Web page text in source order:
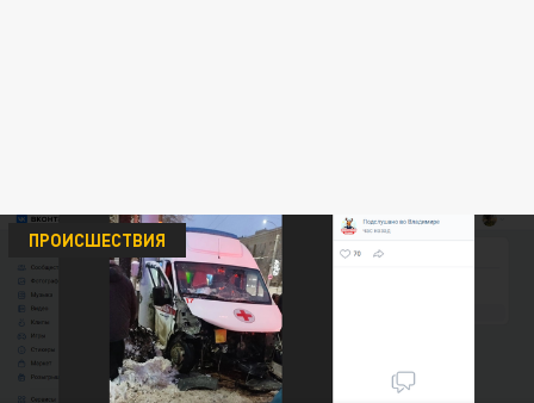
ПРОИСШЕСТВИЯ